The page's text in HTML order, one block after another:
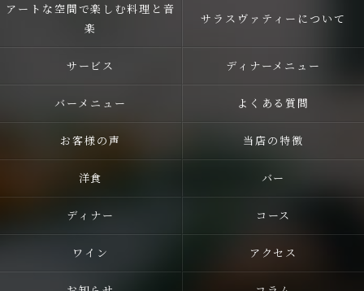
アートな空間で楽しむ料理と音
楽
サラスヴァティーについて
サービス ディナーメニュー
バーメニュー よくある質問
お客様の声 当店の特徴
洋食 バー
ディナー コース
ワイン アクセス